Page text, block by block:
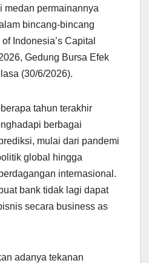
medan permainannya
bincang-bincang
Indonesia’s Capital
Gedung Bursa Efek
(30/6/2026).
tahun terakhir
berbagai
mulai dari pandemi
global hingga
internasional.
bank tidak lagi dapat
secara business as
adanya tekanan